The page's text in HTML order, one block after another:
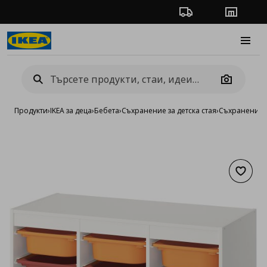
Проследяване на
Camera
Продукти›IKEA за деца›Бебета›Съхранение за детска стая›Съхранение